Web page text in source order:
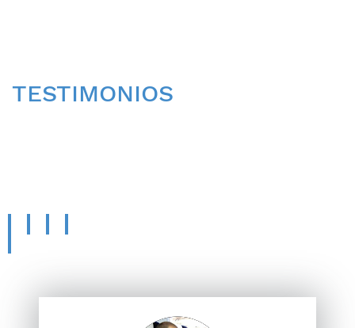
TESTIMONIOS